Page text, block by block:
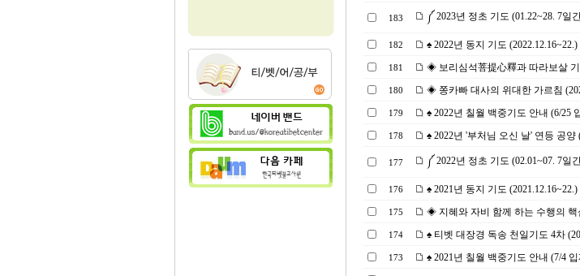
183 ༼ 2023년 정초 기도 (01.22~28. 7일
182 ♠ 2022년 동지 기도 (2022.12.16~22.)
181 ◈ 보리심석菩提心釋과 따라보살 기
180 ◈ 쫑카빠 대사의 위대한 가르침
179 ♠ 2022년 칠월 백중기도 안내 (6/25
178 ♠ 2022년 '부처님 오신 날' 연등 공양
177 ༼ 2022년 정초 기도 (02.01~07. 7일
176 ♠ 2021년 동지 기도 (2021.12.16~22.)
175 ◈ 지혜와 자비 함께 하는 수행의 핵
174 ♠ 티벳 대장경 독송 천일기도 4차
173 ♠ 2021년 칠월 백중기도 안내 (7/4